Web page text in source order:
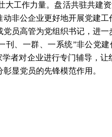
大工作力量。盘活共驻共建
非公企业更好地开展党建
员高管为党组织书记，进
、一群、一系统”非公党
者对企业进行专门辅导，
显党员的先锋模范作用。